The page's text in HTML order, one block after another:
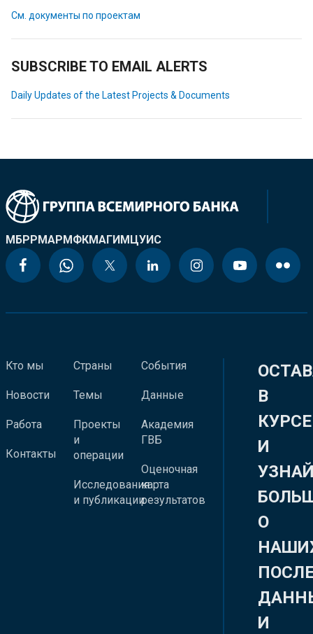
См. документы по проектам
SUBSCRIBE TO EMAIL ALERTS
Daily Updates of the Latest Projects & Documents
МБРРМАРМФКМАГИМЦУИС
Кто мы
Новости
Работа
Контакты
Страны
Темы
Проекты
и
операции
Исследования
и публикации
События
Данные
Академия
ГВБ
Оценочная
карта
результатов
В
КУРСЕ
И
О
И